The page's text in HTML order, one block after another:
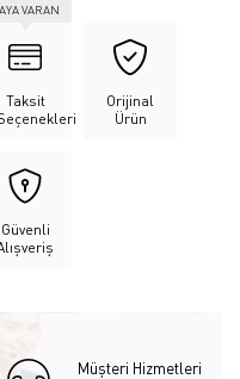
Taksit
AYA VARAN
Orijinal
Ürün
Güvenli
Müşteri Hizmetleri